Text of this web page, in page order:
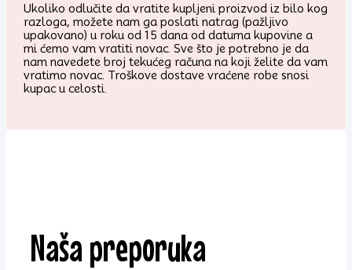
Ukoliko odlučite da vratite kupljeni proizvod iz bilo kog
razloga, možete nam ga poslati natrag (pažljivo
upakovano) u roku od 15 dana od datuma kupovine a
mi ćemo vam vratiti novac. Sve što je potrebno je da
nam navedete broj tekućeg računa na koji želite da vam
vratimo novac. Troškove dostave vraćene robe snosi
kupac u celosti.
Naša preporuka